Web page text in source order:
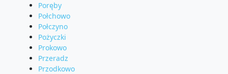
Poręby
Połchowo
Połczyno
Pożyczki
Prokowo
Przeradz
Przodkowo